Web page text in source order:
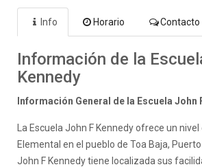
Info Horario Contacto
Información de la
Kennedy
Información General de la Escuela John
La Escuela John F Kennedy ofrece un
Elemental en el pueblo de Toa Baja, Puerto
John F Kennedy tiene localizada sus